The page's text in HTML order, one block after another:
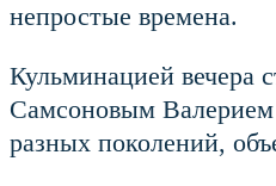
непростые времена.
Кульминацией вечера
Самсоновым Валерием
разных поколений,